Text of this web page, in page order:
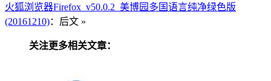
火狐浏览器Firefox_v50.0.2_美博园多国语言纯净绿色版
(20161210)：后文 »
关注更多相关文章：